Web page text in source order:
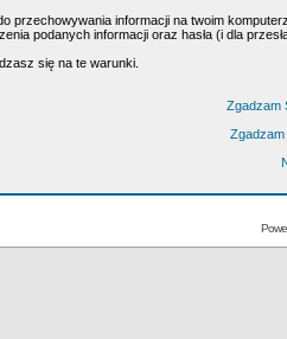
informacji na twoim
podanych informacji oraz hasła (i dla
się na te warunki.
Zgadzam
Zgadzam